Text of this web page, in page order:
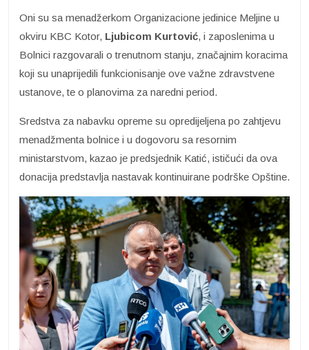
Oni su sa menadžerkom Organizacione jedinice Meljine u
okviru KBC Kotor, Ljubicom Kurtović, i zaposlenima u
Bolnici razgovarali o trenutnom stanju, značajnim koracima
koji su unaprijedili funkcionisanje ove važne zdravstvene
ustanove, te o planovima za naredni period.
Sredstva za nabavku opreme su opredijeljena po zahtjevu
menadžmenta bolnice i u dogovoru sa resornim
ministarstvom, kazao je predsjednik Katić, ističući da ova
donacija predstavlja nastavak kontinuirane podrške Opštine.